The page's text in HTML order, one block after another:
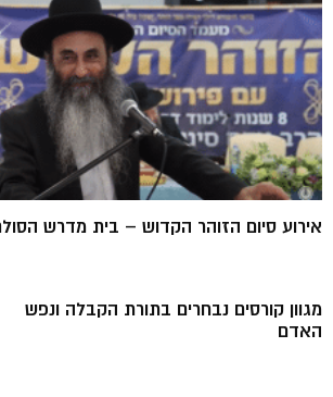
אירוע סיום הזוהר הקדוש – בית מדרש
מגוון קורסים נבחרים בתורת הקבלה ונפש
האדם